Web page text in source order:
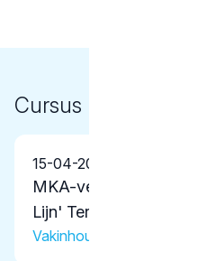
Cursus
15-04-2025
MKA-verwijzersavond
Lijn' Tergooi MC
Vakinhoudelijke scholing